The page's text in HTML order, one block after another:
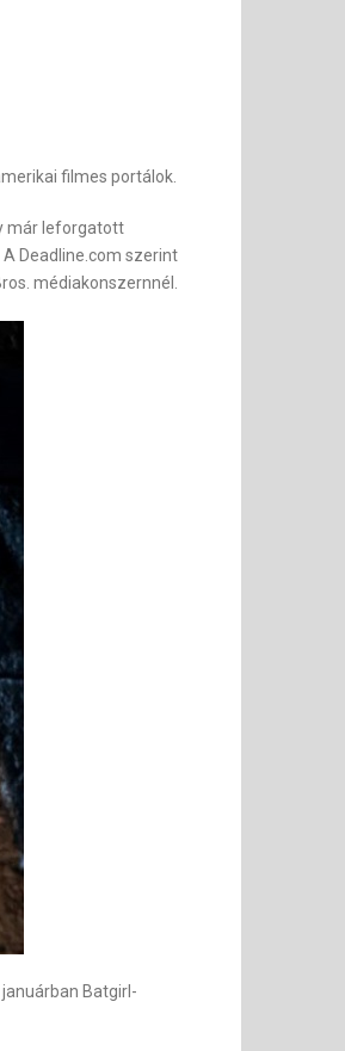
filmes portálok.
már leforgatott
Deadline.com szerint
médiakonszernnél.
januárban Batgirl-